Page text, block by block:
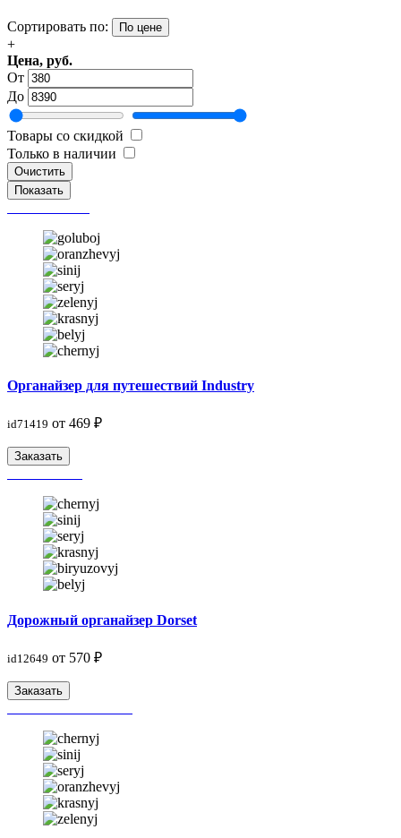
Сортировать по: По цене
+
Цена, руб.
От
До
Товары со скидкой
Только в наличии
Очистить
Органайзер для путешествий Industry
id71419 от 469 ₽
Заказать
Дорожный органайзер Dorset
id12649 от 570 ₽
Заказать